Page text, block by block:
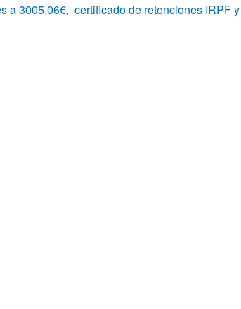
a 3005,06€, certificado de retenciones IRPF